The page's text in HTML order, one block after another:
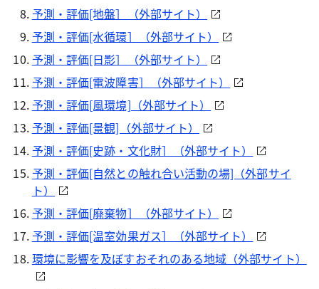
予測・評価[地盤］（外部サイト）
予測・評価[水循環］（外部サイト）
予測・評価[日影］（外部サイト）
予測・評価[電波障害］（外部サイト）
予測・評価[風環境]（外部サイト）
予測・評価[景観]（外部サイト）
予測・評価[史跡・文化財］（外部サイト）
予測・評価[自然との触れ合い活動の場]（外部サイ
ト）
予測・評価[廃棄物］（外部サイト）
予測・評価[温室効果ガス］（外部サイト）
環境に影響を及ぼすおそれのある地域（外部サイト）